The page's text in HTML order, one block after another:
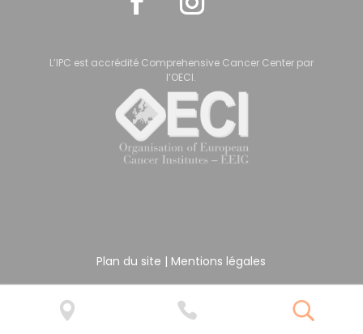
L’IPC est accrédité Comprehensive Cancer Center par
l’OECI.
Plan du site | Mentions légales